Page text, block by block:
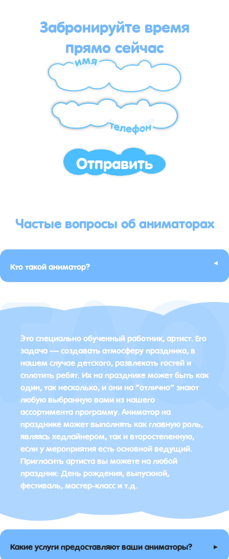
Забронируйте время
прямо сейчас
Отправить
Частые вопросы об аниматорах
Кто такой аниматор? ▸
Это специально обученный работник, артист. Его
задача — создавать атмосферу праздника, в
нашем случае детского, развлекать гостей и
сплотить ребят. Их на празднике может быть как
один, так несколько, и они на “отлично” знают
любую выбранную вами из нашего
ассортимента программу. Аниматор на
празднике может выполнять как главную роль,
являясь хедлайнером, так и второстепенную,
если у мероприятия есть основной ведущий.
Пригласить артиста вы можете на любой
праздник: День рождения, выпускной,
фестиваль, мастер-класс и т.д.
Какие услуги предоставляют ваши аниматоры? ▸